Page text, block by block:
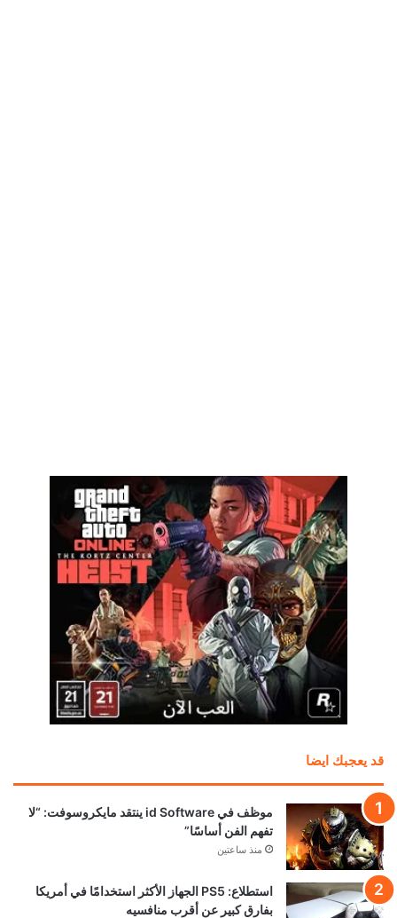
قد يعجبك ايضا
موظف في id Software ينتقد مايكروسوفت: “لا
تفهم الفن أساسًا”
منذ ساعتين
استطلاع: PS5 الجهاز الأكثر استخدامًا في أمريكا
بفارق كبير عن أقرب منافسيه